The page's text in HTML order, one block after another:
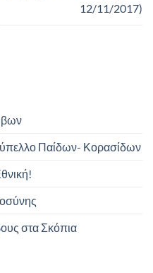
12/11/2017)
Παίδων- Κορασίδων
στα Σκόπια